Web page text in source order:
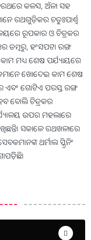
କଳସ, ଅଁଳା ସହ
ରଥଗୁଡ଼ିକର ଚତୁଃପାର୍ଶ୍ୱ
ରୂପକାର ଓ ଚିତ୍ରକର
ଡମ୍ବରୁ, ହଂସପଟା ରଙ୍ଗ
ମଧ୍ୟ ଶେଷ ପର୍ଯ୍ୟାୟରେ
ଖୋଦେଇ କାମ ଶେଷ
ଏବଂ ଗୋଟିଏ ପରସ୍ତ ରଙ୍ଗ
ବୋଲି ଚିତ୍ରକର
ଉପର ମହଲାରେ
ସକାଳେ ରଥଖଳାରେ
ଥର୍ମାଲ ସ୍କ୍ରିନିଂ